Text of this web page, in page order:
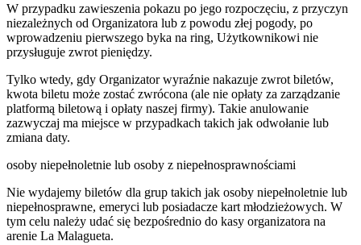
W przypadku zawieszenia pokazu po jego rozpoczęciu, z przyczyn
niezależnych od Organizatora lub z powodu złej pogody, po
wprowadzeniu pierwszego byka na ring, Użytkownikowi nie
przysługuje zwrot pieniędzy.
Tylko wtedy, gdy Organizator wyraźnie nakazuje zwrot biletów,
kwota biletu może zostać zwrócona (ale nie opłaty za zarządzanie
platformą biletową i opłaty naszej firmy). Takie anulowanie
zazwyczaj ma miejsce w przypadkach takich jak odwołanie lub
zmiana daty.
osoby niepełnoletnie lub osoby z niepełnosprawnościami
Nie wydajemy biletów dla grup takich jak osoby niepełnoletnie lub
niepełnosprawne, emeryci lub posiadacze kart młodzieżowych. W
tym celu należy udać się bezpośrednio do kasy organizatora na
arenie La Malagueta.